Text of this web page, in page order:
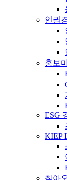
인권
홍보
ESG
KIEP
찾아